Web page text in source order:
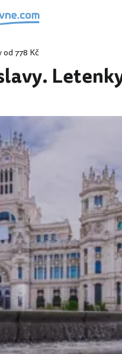
778 Kč